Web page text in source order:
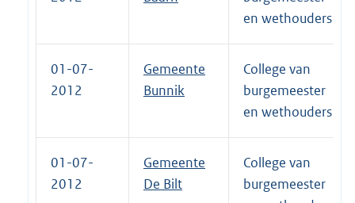
en wethouders
01-07-
2012
Gemeente
Bunnik
College van
burgemeester
en wethouders
01-07-
2012
Gemeente
De Bilt
College van
burgemeester